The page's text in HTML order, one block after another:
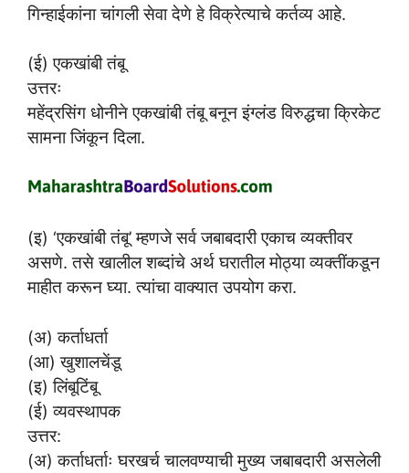
गिन्हाईकांना चांगली सेवा देणे हे विक्रेत्याचे कर्तव्य आहे.
(ई) एकखांबी तंबू
उत्तरः
महेंद्रसिंग धोनीने एकखांबी तंबू बनून इंग्लंड विरुद्धचा क्रिकेट
सामना जिंकून दिला.
(इ) ‘एकखांबी तंबू’ म्हणजे सर्व जबाबदारी एकाच व्यक्तीवर
असणे. तसे खालील शब्दांचे अर्थ घरातील मोठ्या व्यक्तींकडून
माहीत करून घ्या. त्यांचा वाक्यात उपयोग करा.
(अ) कर्ताधर्ता
(आ) खुशालचेंडू
(इ) लिंबूटिंबू
(ई) व्यवस्थापक
उत्तर:
(अ) कर्ताधर्ताः घरखर्च चालवण्याची मुख्य जबाबदारी असलेली